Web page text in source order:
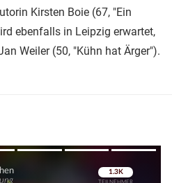
Kirsten Boie (67, "Ein
ebenfalls in Leipzig erwartet,
Weiler (50, "Kühn hat Ärger").